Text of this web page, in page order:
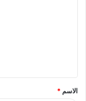
ق
*
الاسم *